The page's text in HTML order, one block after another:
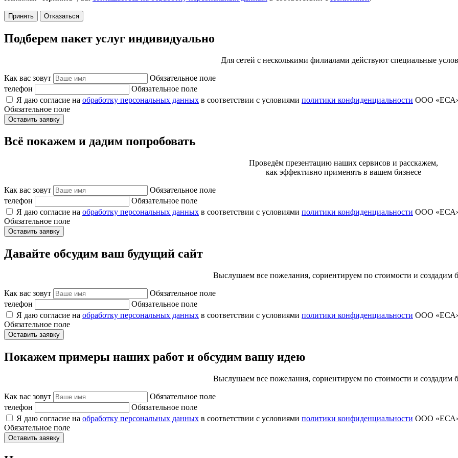
Принять Отказаться
Подберем пакет услуг индивидуально
Для сетей с несколькими филиалами действуют специальные
Как вас зовут
Обязательное поле
телефон
Обязательное поле
Я даю согласие на обработку персональных данных в соответствии с условиями политики конфиденциальности ООО
Обязательное поле
Оставить заявку
Всё покажем и дадим попробовать
Проведём презентацию наших сервисов и расскажем,
как эффективно применять в вашем бизнесе
Как вас зовут
Обязательное поле
телефон
Обязательное поле
Я даю согласие на обработку персональных данных в соответствии с условиями политики конфиденциальности ООО
Обязательное поле
Оставить заявку
Давайте обсудим ваш будущий сайт
Выслушаем все пожелания, сориентируем по стоимости и создадим
Как вас зовут
Обязательное поле
телефон
Обязательное поле
Я даю согласие на обработку персональных данных в соответствии с условиями политики конфиденциальности ООО
Обязательное поле
Оставить заявку
Покажем примеры наших работ и обсудим вашу идею
Выслушаем все пожелания, сориентируем по стоимости и создадим
Как вас зовут
Обязательное поле
телефон
Обязательное поле
Я даю согласие на обработку персональных данных в соответствии с условиями политики конфиденциальности ООО
Обязательное поле
Оставить заявку